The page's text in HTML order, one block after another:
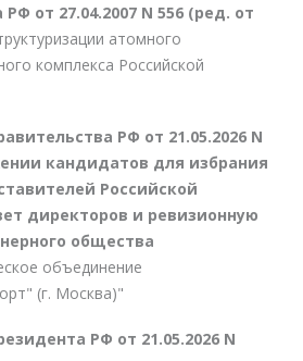
от 27.04.2007 N 556 (ред. от
атомного
комплекса Российской
РФ от 21.05.2026 N
кандидатов для избрания
Российской
директоров и ревизионную
общества
объединение
(г. Москва)"
РФ от 21.05.2026 N